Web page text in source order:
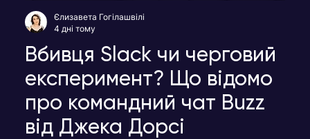
Вбивця Slack чи черговий
експеримент? Що відомо
про командний чат Buzz
від Джека Дорсі
Єлизавета Гогілашвілі
4 дні тому